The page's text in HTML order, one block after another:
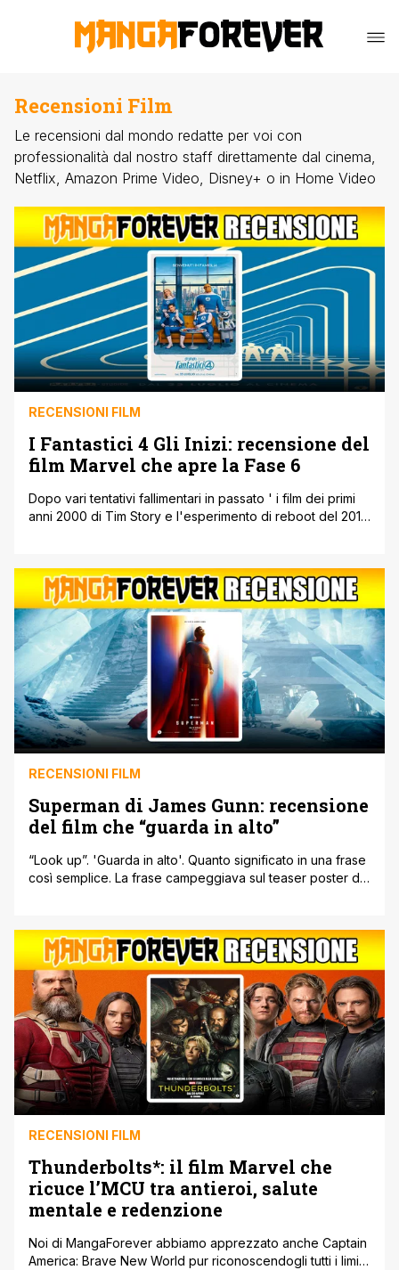
Recensioni Film
Le recensioni dal mondo redatte per voi con
professionalità dal nostro staff direttamente dal cinema,
Netflix, Amazon Prime Video, Disney+ o in Home Video
RECENSIONI FILM
I Fantastici 4 Gli Inizi: recensione del
film Marvel che apre la Fase 6
Dopo vari tentativi fallimentari in passato ' i film dei primi
anni 2000 di Tim Story e l'esperimento di reboot del 2015
Ovvero la prima famiglia nata nei fumetti Marvel, come
gruppo e non come singolo. Ci [']
RECENSIONI FILM
Superman di James Gunn: recensione
del film che “guarda in alto”
“Look up”. 'Guarda in alto'. Quanto significato in una frase
così semplice. La frase campeggiava sul teaser poster di
nuovo corso della DC al cinema, proprio per mano di
Gunn e Peter Safran. Ma anche di riportare [']
RECENSIONI FILM
Thunderbolts*: il film Marvel che
ricuce l’MCU tra antieroi, salute
mentale e redenzione
Noi di MangaForever abbiamo apprezzato anche Captain
America: Brave New World pur riconoscendogli tutti i limiti